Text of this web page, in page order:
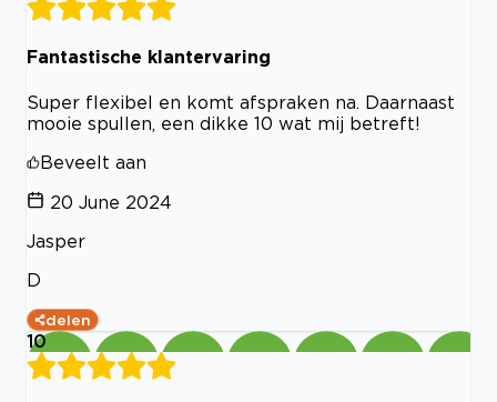
Fantastische klantervaring
Super flexibel en komt afspraken na. Daarnaast
mooie spullen, een dikke 10 wat mij betreft!
Beveelt aan
20 June 2024
Jasper
D
delen
10